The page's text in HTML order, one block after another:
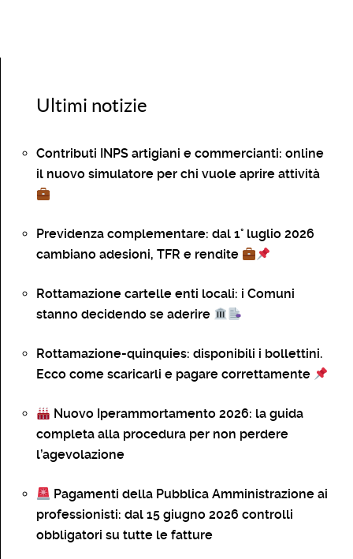
Ultimi notizie
Contributi INPS artigiani e commercianti: online
il nuovo simulatore per chi vuole aprire attività
Previdenza complementare: dal 1° luglio 2026
cambiano adesioni, TFR e rendite
Rottamazione cartelle enti locali: i Comuni
stanno decidendo se aderire
Rottamazione-quinquies: disponibili i bollettini.
Ecco come scaricarli e pagare correttamente
Nuovo Iperammortamento 2026: la guida
completa alla procedura per non perdere
l’agevolazione
Pagamenti della Pubblica Amministrazione ai
professionisti: dal 15 giugno 2026 controlli
obbligatori su tutte le fatture